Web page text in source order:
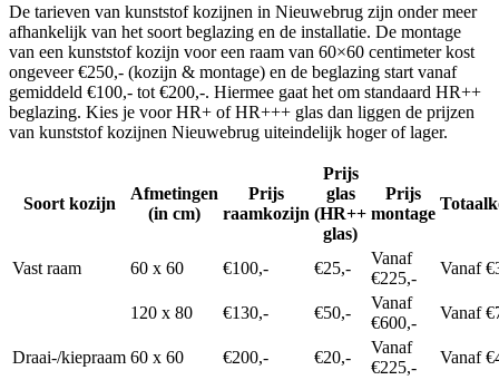
De tarieven van kunststof kozijnen in Nieuwebrug zijn onder meer
afhankelijk van het soort beglazing en de installatie. De montage
van een kunststof kozijn voor een raam van 60×60 centimeter kost
ongeveer €250,- (kozijn & montage) en de beglazing start vanaf
gemiddeld €100,- tot €200,-. Hiermee gaat het om standaard HR++
beglazing. Kies je voor HR+ of HR+++ glas dan liggen de prijzen
van kunststof kozijnen Nieuwebrug uiteindelijk hoger of lager.
Soort kozijn
Afmetingen
(in cm)
Prijs
raamkozijn
Prijs
glas
(HR++
glas)
Prijs
montage
Vast raam 60 x 60 €100,- €25,-
Vanaf
€225,-
Vanaf
120 x 80 €130,- €50,-
Vanaf
€600,-
Vanaf
Draai-/kiepraam 60 x 60 €200,- €20,-
Vanaf
€225,-
Vanaf